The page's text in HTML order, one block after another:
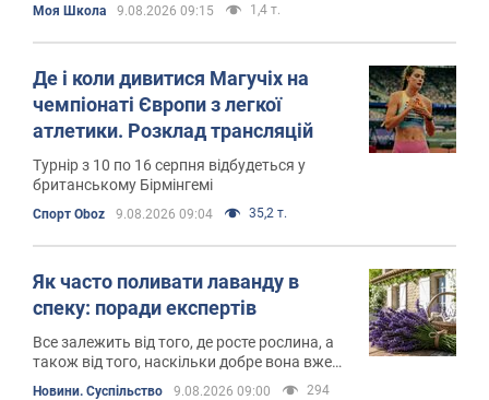
Моя Школа 9.08.2026 09:15 1,4 т.
Де і коли дивитися Магучіх на
чемпіонаті Європи з легкої
атлетики. Розклад трансляцій
Турнір з 10 по 16 серпня відбудеться у
британському Бірмінгемі
Спорт Oboz 9.08.2026 09:04 35,2 т.
Як часто поливати лаванду в
спеку: поради експертів
Все залежить від того, де росте рослина, а
також від того, наскільки добре вона вже
вкорінилася
Новини. Суспільство 9.08.2026 09:00 294